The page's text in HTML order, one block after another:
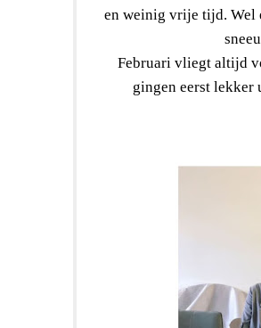
en weinig vrije tijd. Wel
Februari vliegt altijd
gingen eerst lekker